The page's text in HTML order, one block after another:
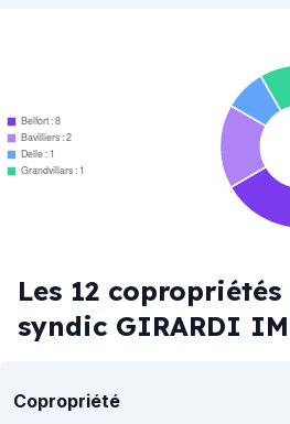
Belfort : 8
Bavilliers : 2
Delle : 1
Grandvillars : 1
Les 12
syndic GIRARDI
Copropriété